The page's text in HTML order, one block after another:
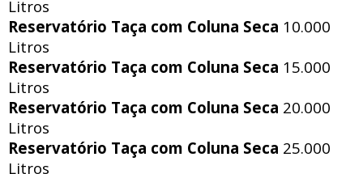
Litros
Reservatório Taça com Coluna Seca 10.000
Litros
Reservatório Taça com Coluna Seca 15.000
Litros
Reservatório Taça com Coluna Seca 20.000
Litros
Reservatório Taça com Coluna Seca 25.000
Litros